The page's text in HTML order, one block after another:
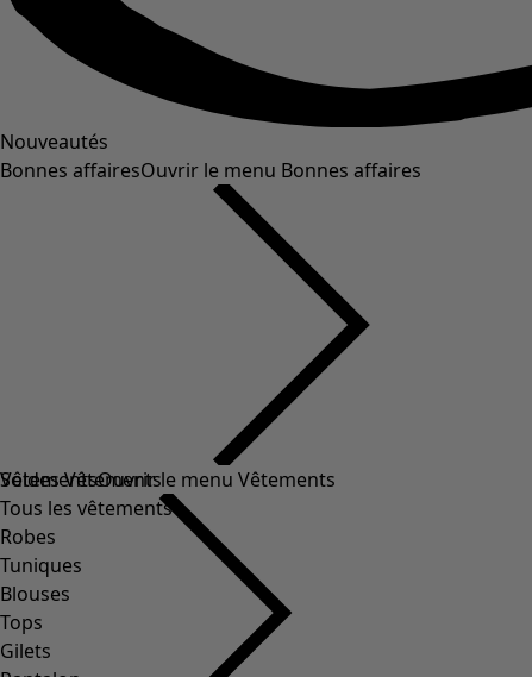
Nouveautés
Bonnes affairesOuvrir le menu Bonnes affaires
Soldes Vêtements
Tous les vêtements
Robes
Tuniques
Blouses
Tops
Gilets
VêtementsOuvrir le menu Vêtements